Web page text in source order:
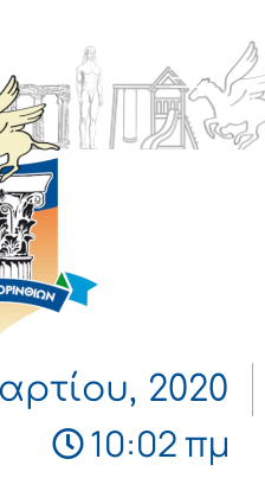
2020
10:02 πμ